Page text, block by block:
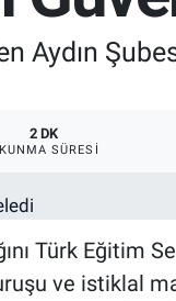
Aydın
2 DK
SÜRESI
Türk Eğitim
ve istiklal